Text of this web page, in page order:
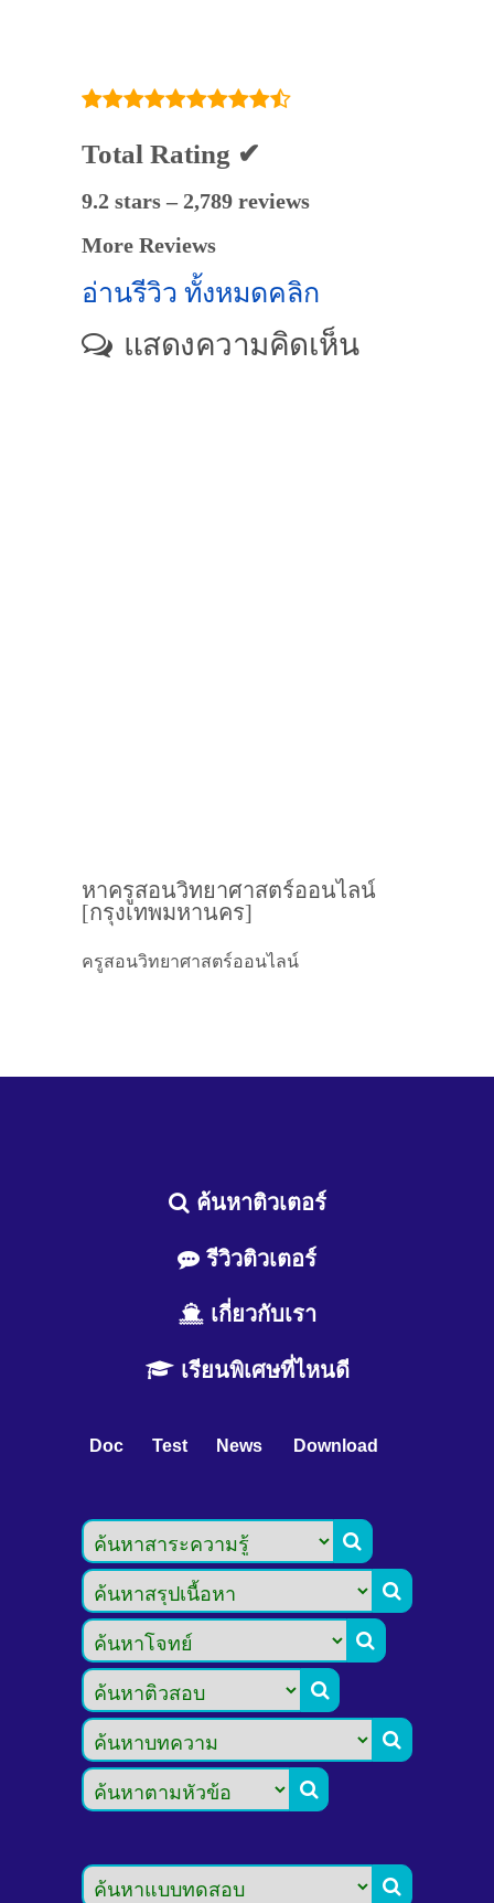
Total Rating ✔
9.2 stars – 2,789 reviews
More Reviews
อ่านรีวิว ทั้งหมดคลิก
แสดงความคิดเห็น
หาครูสอนวิทยาศาสตร์ออนไลน์
[กรุงเทพมหานคร]
ครูสอนวิทยาศาสตร์ออนไลน์
ค้นหาติวเตอร์
รีวิวติวเตอร์
เกี่ยวกับเรา
เรียนพิเศษที่ไหนดี
Doc Test News Download






